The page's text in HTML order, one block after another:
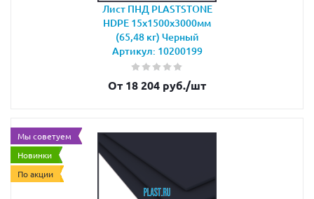
Лист ПНД PLASTSTONE
HDPE 15х1500х3000мм
(65,48 кг) Черный
Артикул: 10200199
От 18 204 руб./шт
Мы советуем
Новинки
По акции